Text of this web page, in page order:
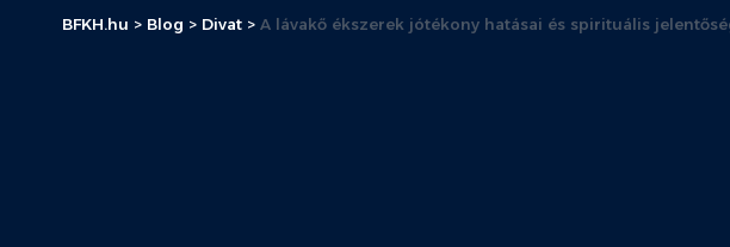
BFKH.hu > Blog > Divat > A lávakő ékszerek jótékony hatásai és spirituális